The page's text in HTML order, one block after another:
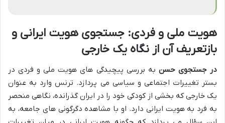
هویت ملی و فردی: جستجوی هویت ایرانی و
بازتعریف آن از نگاه یک خارجی
در جستجوی حسن به بررسی پیچیدگی های هویت ملی و فردی در
بستر تغییرات اجتماعی و سیاسی می پردازد. ترنس وارد به عنوان
یک خارجی که بخشی از کودکی خود را در ایران گذرانده، نگاهی منحصر
به فرد به هویت ایرانی دارد. او با مشاهده دگرگونی های جامعه، به